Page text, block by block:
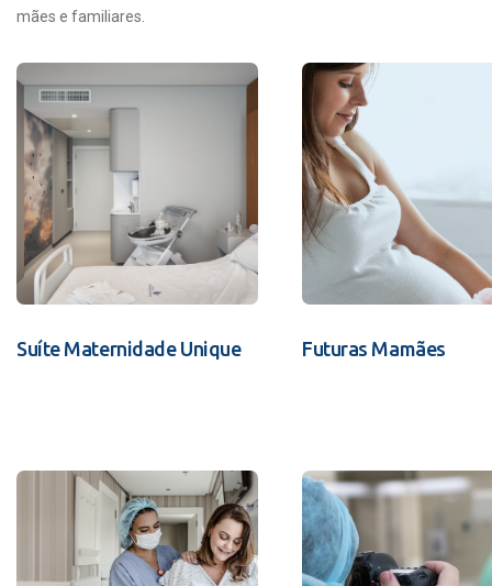
mães e familiares.
Suíte Maternidade Unique Futuras Mamães